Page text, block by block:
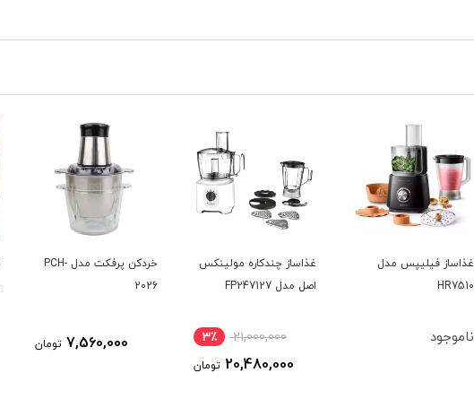
غذاساز چندکاره مولینکس
اصل مدل FP247127
21,000,000
خردکن پرفکت مدل PCH-
2026
7,560,000 تومان
آسیاب صنعتی مخزن دار
برلین مدل BL-1417
8,190,000 تومان